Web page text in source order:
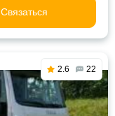
Связаться
2.6 22